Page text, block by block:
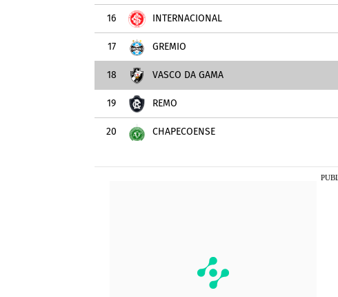
16 INTERNACIONAL
17 GRÊMIO
18 VASCO DA GAMA
19 REMO
20 CHAPECOENSE